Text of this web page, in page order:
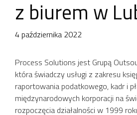
z biurem w
4 października 2022
Process Solutions jest Grupą
która świadczy usługi z zakresu
raportowania podatkowego, kadr i
międzynarodowych korporacji na
rozpoczęcia działalności w 1999